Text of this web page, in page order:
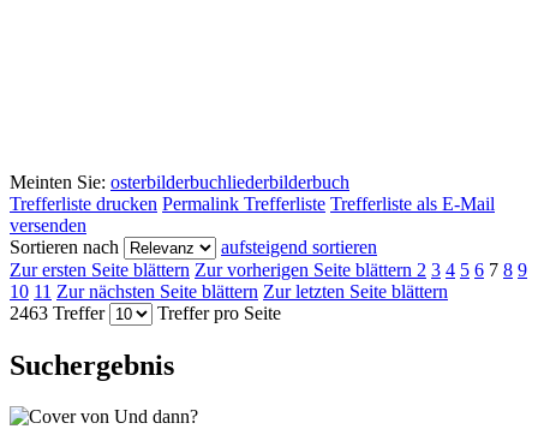
Meinten Sie: osterbilderbuchliederbilderbuch
Trefferliste drucken Permalink Trefferliste Trefferliste als E-Mail
versenden
Sortieren nach
aufsteigend sortieren
Zur ersten Seite blättern Zur vorherigen Seite blättern 2 3 4 5 6 7 8 9
10 11 Zur nächsten Seite blättern Zur letzten Seite blättern
2463 Treffer
Treffer pro Seite
Suchergebnis